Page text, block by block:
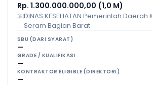
Rp. 1.300.000.000,00 (1,0 M)
DINAS KESEHATAN Pemerintah
Seram Bagian Barat
SBU (DARI SYARAT)
—
GRADE / KUALIFIKASI
—
KONTRAKTOR ELIGIBLE (DIREKTORI)
—